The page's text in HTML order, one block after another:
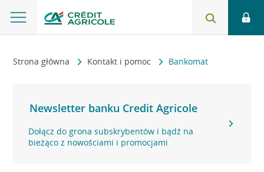
Strona główna Kontakt i pomoc Bankomat
Newsletter banku Credit Agricole
Dołącz do grona subskrybentów i bądź na
bieżąco z nowościami i promocjami